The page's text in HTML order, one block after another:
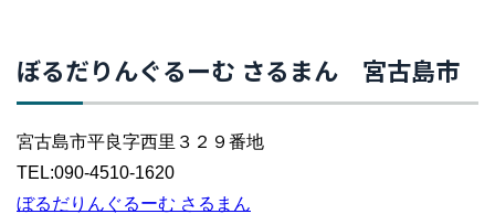
ぼるだりんぐるーむ さるまん 宮古島市
宮古島市平良字西里３２９番地
TEL:090-4510-1620
ぼるだりんぐるーむ さるまん